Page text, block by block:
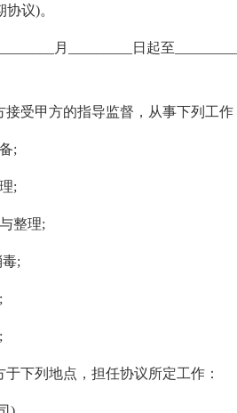
议)。
月_________日起至
接受甲方的指导监督，从事下列工
;
;
整理;
;
下列地点，担任协议所定工作：